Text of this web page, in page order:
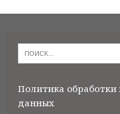
Политика
данных